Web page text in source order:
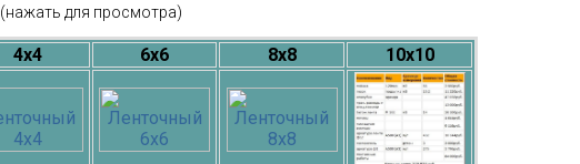
(нажать для просмотра)
4х4 6х6 8х8 10х10